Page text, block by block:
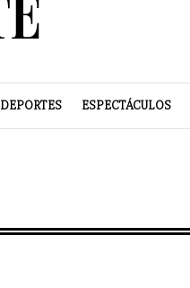
DEPORTES ESPECTÁCULOS